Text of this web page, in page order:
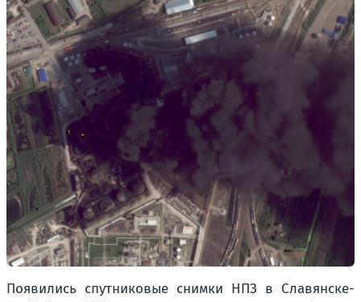
Появились спутниковые снимки НПЗ в Славянске-